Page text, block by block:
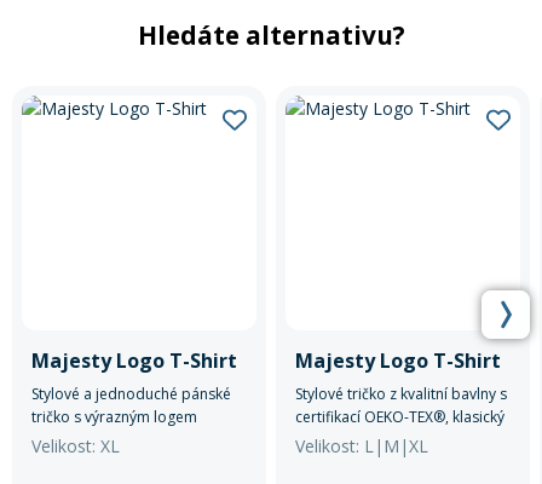
Hledáte alternativu?
Majesty Logo T-Shirt
Stylové a jednoduché pánské
tričko s výrazným logem
značky.
Velikost: XL
Majesty Logo T-Shirt
Stylové tričko z kvalitní bavlny s
certifikací OEKO-TEX®, klasický
střih, pohodlné na každodenní
nošení. Logo Majesty na hrudi.
Velikost: L|M|XL